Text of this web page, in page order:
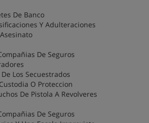
De Banco
Y Adulteraciones
De Seguros
Los Secuestrados
O Proteccion
De Pistola A Revolveres
De Seguros